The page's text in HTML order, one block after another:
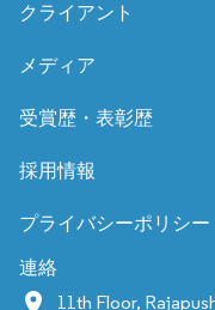
クライアント
メディア
受賞歴・表彰歴
採用情報
プライバシーポリシー
連絡
11th Floor,